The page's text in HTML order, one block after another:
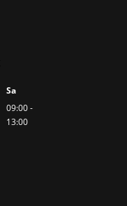
Sa
09:00 -
13:00